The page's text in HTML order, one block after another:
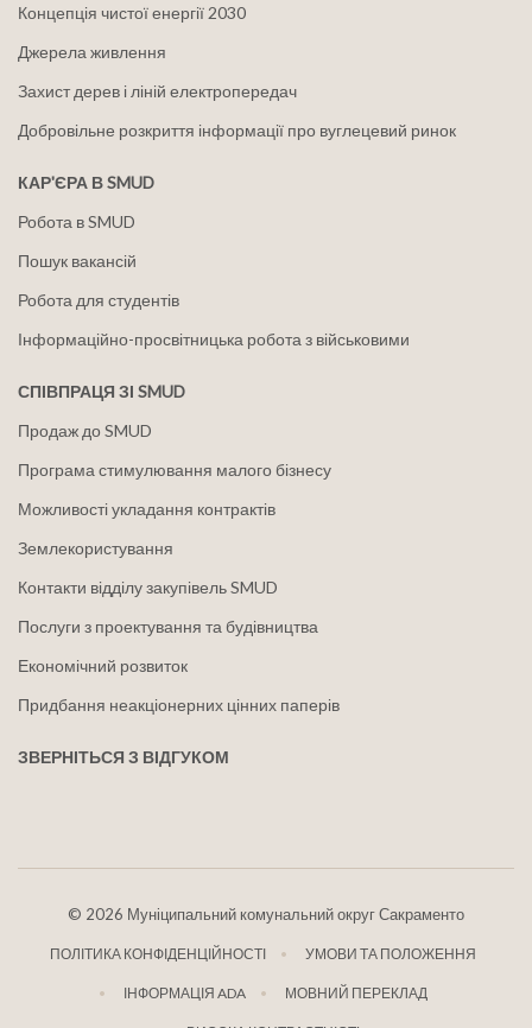
Концепція чистої енергії 2030
Джерела живлення
Захист дерев і ліній електропередач
Добровільне розкриття інформації про вуглецевий ринок
КАР'ЄРА В SMUD
Робота в SMUD
Пошук вакансій
Робота для студентів
Інформаційно-просвітницька робота з військовими
СПІВПРАЦЯ ЗІ SMUD
Продаж до SMUD
Програма стимулювання малого бізнесу
Можливості укладання контрактів
Землекористування
Контакти відділу закупівель SMUD
Послуги з проектування та будівництва
Економічний розвиток
Придбання неакціонерних цінних паперів
ЗВЕРНІТЬСЯ З ВІДГУКОМ
© 2026 Муніципальний комунальний округ Сакраменто
ПОЛІТИКА КОНФІДЕНЦІЙНОСТІ УМОВИ ТА ПОЛОЖЕННЯ
ІНФОРМАЦІЯ ADA МОВНИЙ ПЕРЕКЛАД